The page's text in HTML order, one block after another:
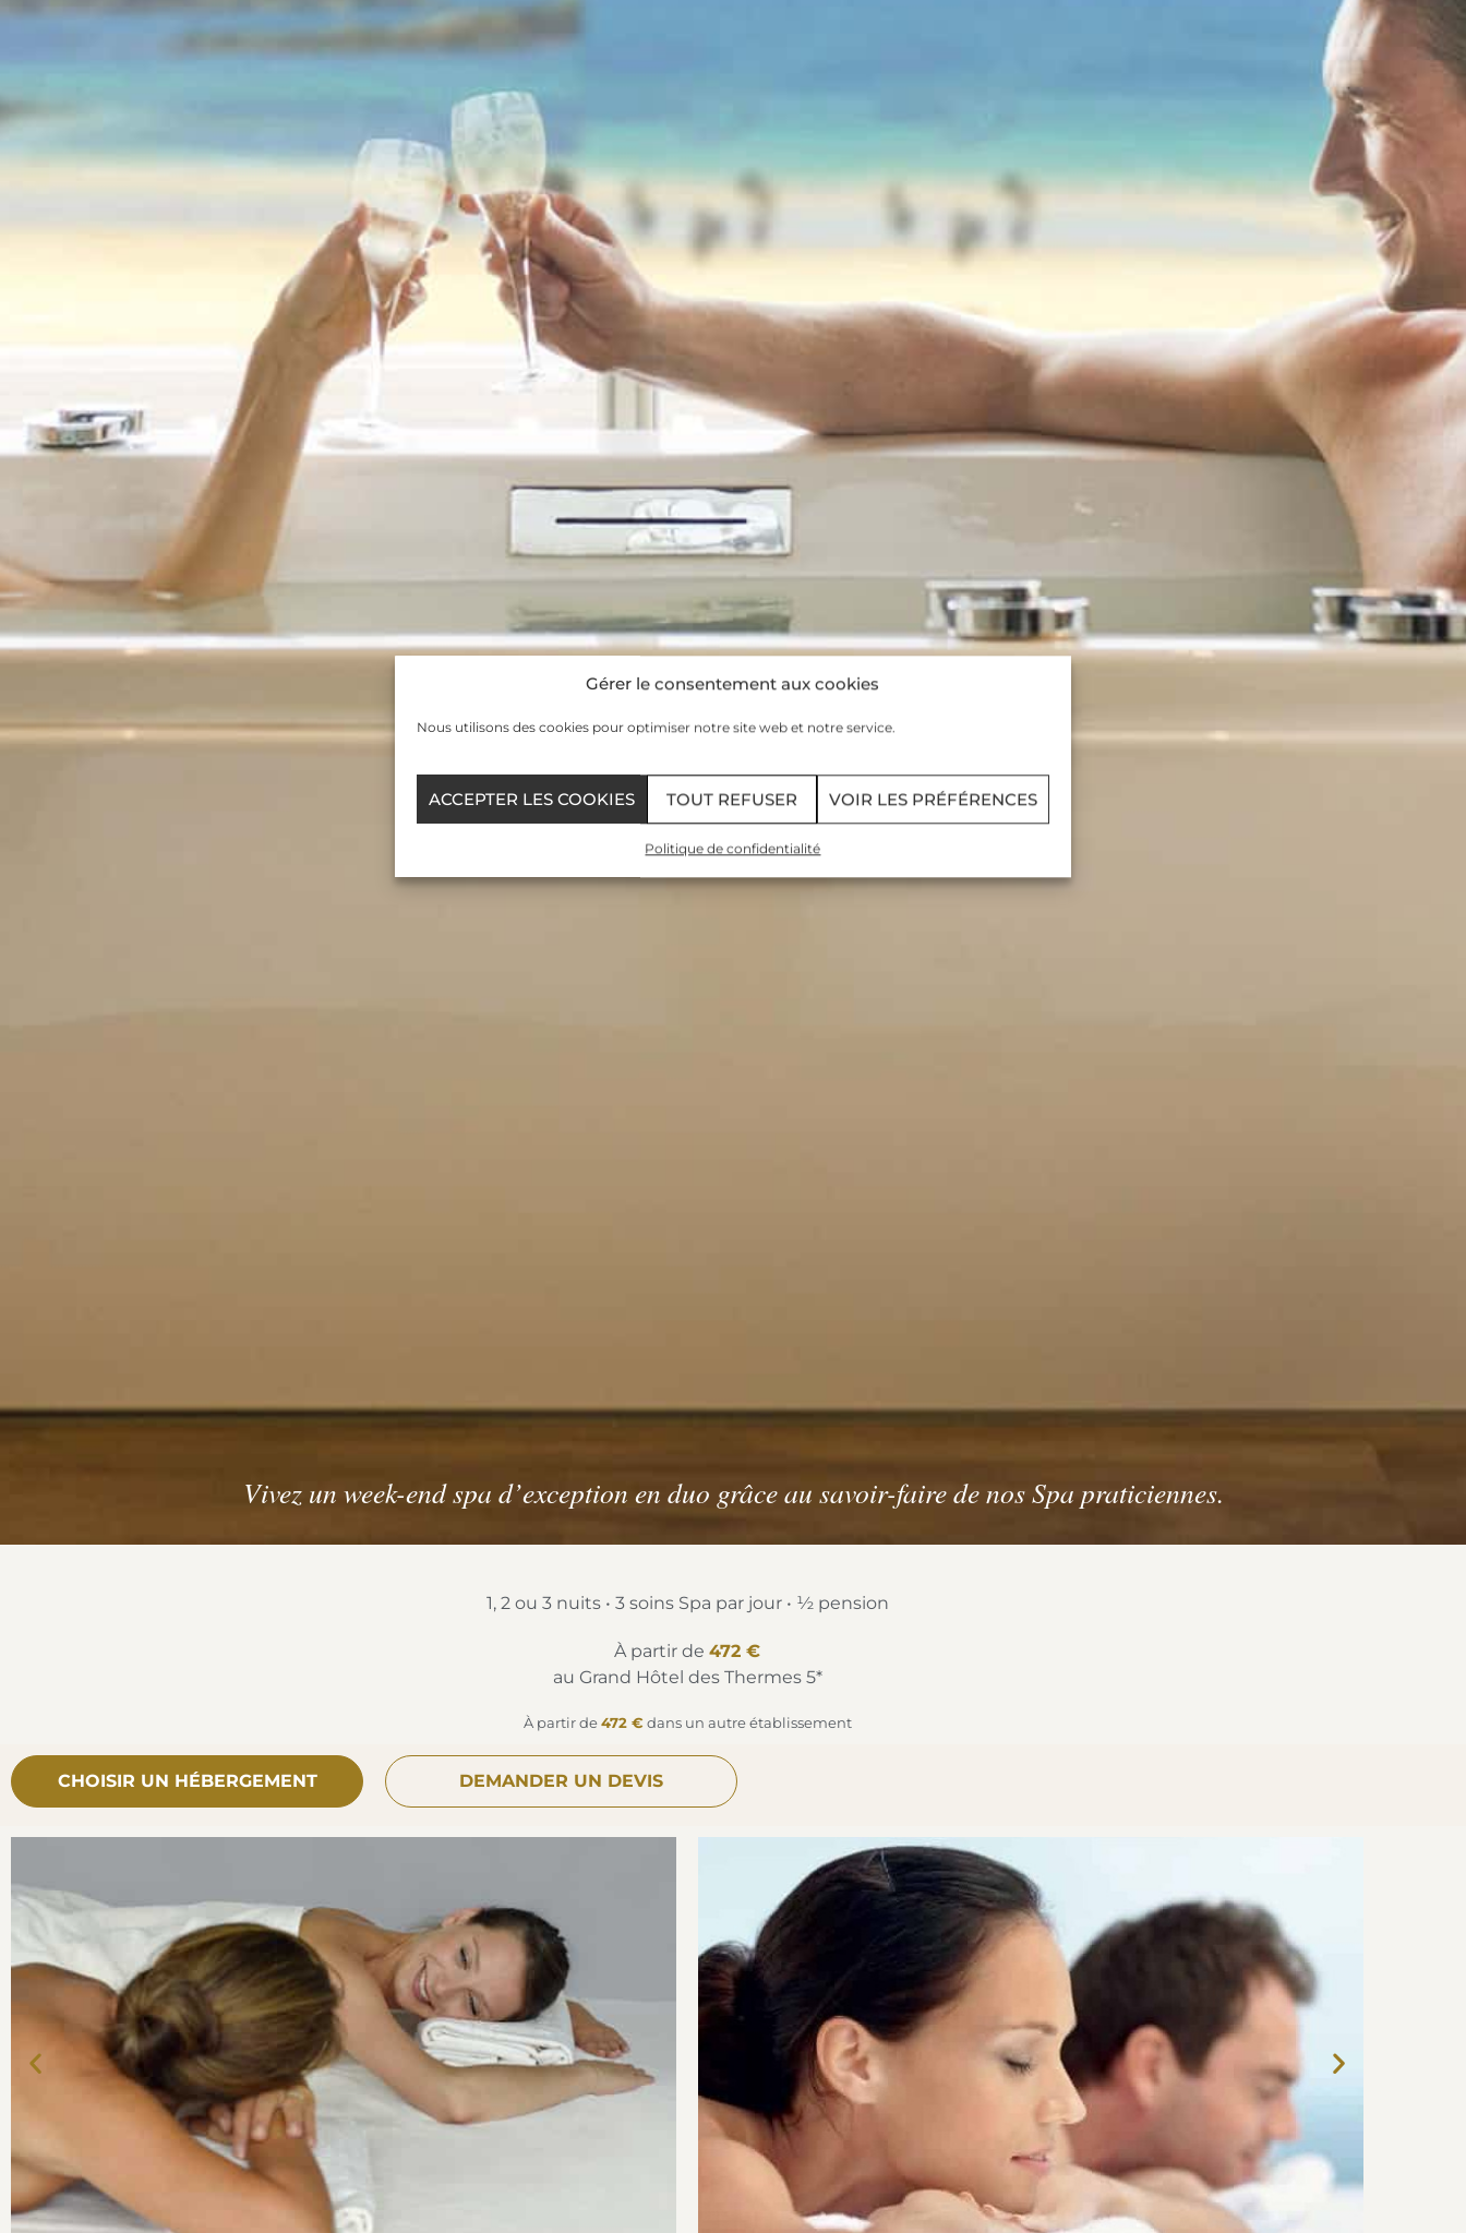
Gérer le consentement aux cookies
Nous utilisons des cookies pour optimiser notre site web et notre service.
ACCEPTER LES COOKIES TOUT REFUSER VOIR LES PRÉFÉRENCES
Politique de confidentialité
Vivez un week-end spa d’exception en duo grâce au savoir-faire de nos Spa praticiennes.
1, 2 ou 3 nuits • 3 soins Spa par jour • ½ pension
À partir de 472 €
au Grand Hôtel des Thermes 5*
À partir de 472 € dans un autre établissement
CHOISIR UN HÉBERGEMENT DEMANDER UN DEVIS